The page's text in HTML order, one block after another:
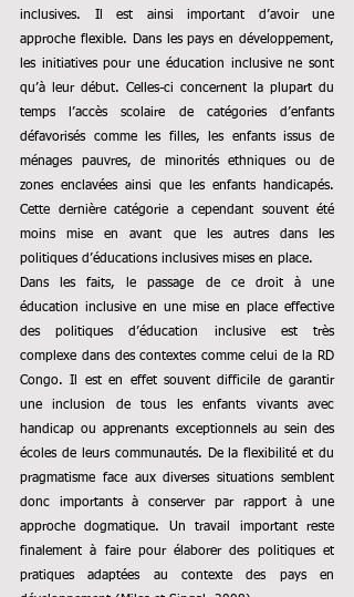
inclusives. Il est ainsi important d’avoir une
approche flexible. Dans les pays en développement,
les initiatives pour une éducation inclusive ne sont
qu’à leur début. Celles-ci concernent la plupart du
temps l’accès scolaire de catégories d’enfants
défavorisés comme les filles, les enfants issus de
ménages pauvres, de minorités ethniques ou de
zones enclavées ainsi que les enfants handicapés.
Cette dernière catégorie a cependant souvent été
moins mise en avant que les autres dans les
politiques d’éducations inclusives mises en place.
Dans les faits, le passage de ce droit à une
éducation inclusive en une mise en place effective
des politiques d’éducation inclusive est très
complexe dans des contextes comme celui de la RD
Congo. Il est en effet souvent difficile de garantir
une inclusion
de tous les enfants vivants avec
handicap ou apprenants exceptionnels au sein des
écoles de leurs communautés. De la flexibilité et du
pragmatisme face aux diverses situations semblent
donc importants à conserver par rapport à une
approche dogmatique. Un travail important reste
finalement à faire pour élaborer des politiques et
pratiques adaptées au contexte des pays en